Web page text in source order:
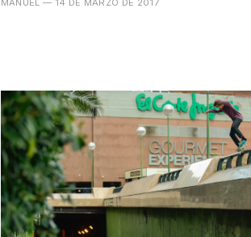
MANUEL — 14 DE MARZO DE 2017